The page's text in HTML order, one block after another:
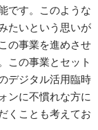
です。このような
たいという思いが
の事業を進めさせ
この事業とセット
デジタル活用臨時
ンに不慣れな方に
くことも考えてお